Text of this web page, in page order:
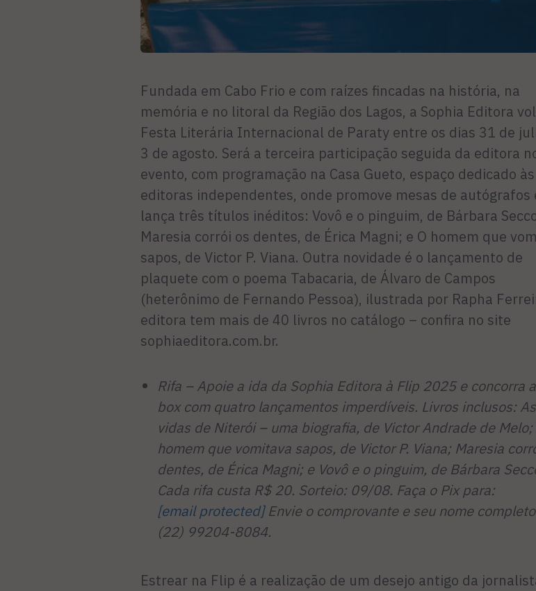
Fundada em Cabo Frio e com raízes fincadas na história, na
memória e no litoral da Região dos Lagos, a Sophia Editora
Festa Literária Internacional de Paraty entre os dias 31 de
3 de agosto. Será a terceira participação seguida da editora
evento, com programação na Casa Gueto, espaço dedicado às
editoras independentes, onde promove mesas de autógrafos
lança três títulos inéditos: Vovô e o pinguim, de Bárbara
Maresia corrói os dentes, de Érica Magni; e O homem que
sapos, de Victor P. Viana. Outra novidade é o lançamento de
plaquete com o poema Tabacaria, de Álvaro de Campos
(heterônimo de Fernando Pessoa), ilustrada por Rapha
editora tem mais de 40 livros no catálogo – confira no site
sophiaeditora.com.br.
Rifa – Apoie a ida da Sophia Editora à Flip 2025 e concorra
box com quatro lançamentos imperdíveis. Livros inclusos:
vidas de Niterói – uma biografia, de Victor Andrade de Melo;
homem que vomitava sapos, de Victor P. Viana; Maresia
dentes, de Érica Magni; e Vovô e o pinguim, de Bárbara
Cada rifa custa R$ 20. Sorteio: 09/08. Faça o Pix para:
[email protected]Envie o comprovante e seu nome
(22) 99204-8084.
Estrear na Flip é a realização de um desejo antigo da